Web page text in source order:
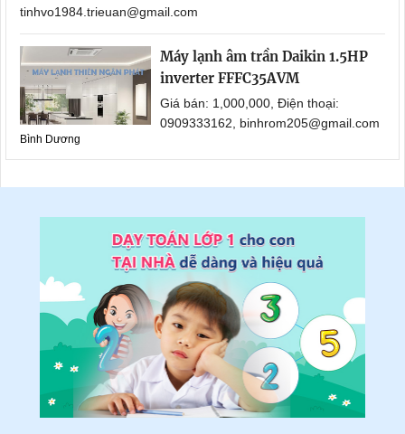
tinhvo1984.trieuan@gmail.com
Máy lạnh âm trần Daikin 1.5HP
inverter FFFC35AVM
Giá bán: 1,000,000, Điện thoại:
0909333162, binhrom205@gmail.com
Bình Dương